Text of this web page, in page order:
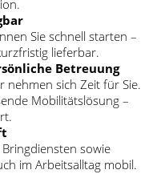
Sie schnell starten –
lieferbar.
Betreuung
nehmen sich Zeit für Sie.
Mobilitätslösung –
sowie
im Arbeitsalltag mobil.